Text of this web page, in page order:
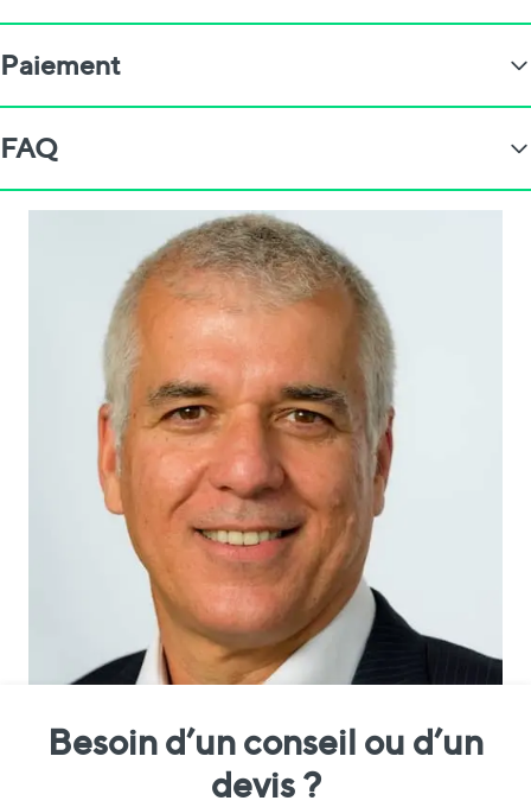
Paiement
FAQ
Besoin d’un conseil ou d’un
devis ?